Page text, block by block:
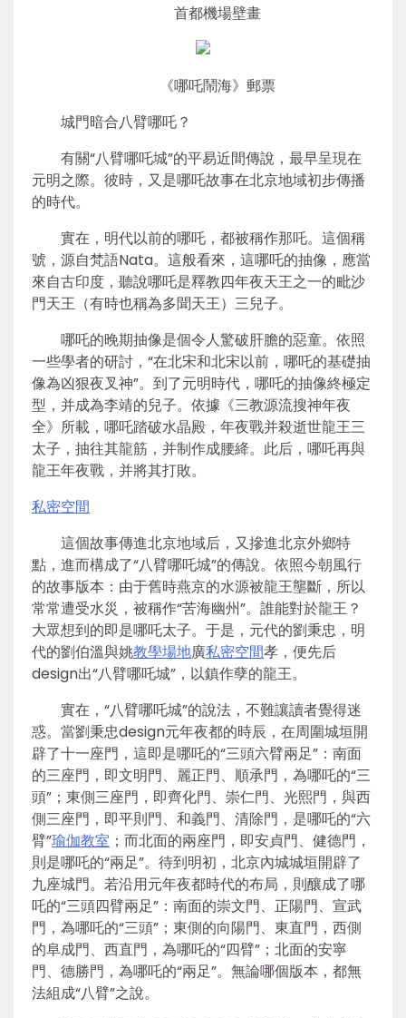
首都機場壁畫
《哪吒鬧海》郵票
城門暗合八臂哪吒？
有關“八臂哪吒城”的平易近間傳說，最早呈現在
元明之際。彼時，又是哪吒故事在北京地域初步傳播
的時代。
實在，明代以前的哪吒，都被稱作那吒。這個稱
號，源自梵語Nata。這般看來，這哪吒的抽像，應當
來自古印度，聽說哪吒是釋教四年夜天王之一的毗沙
門天王（有時也稱為多聞天王）三兒子。
哪吒的晚期抽像是個令人驚破肝膽的惡童。依照
一些學者的研討，“在北宋和北宋以前，哪吒的基礎抽
像為凶狠夜叉神”。到了元明時代，哪吒的抽像終極定
型，并成為李靖的兒子。依據《三教源流搜神年夜
全》所載，哪吒踏破水晶殿，年夜戰并殺逝世龍王三
太子，抽往其龍筋，并制作成腰絳。此后，哪吒再與
龍王年夜戰，并將其打敗。
私密空間
這個故事傳進北京地域后，又摻進北京外鄉特
點，進而構成了“八臂哪吒城”的傳說。依照今朝風行
的故事版本：由于舊時燕京的水源被龍王壟斷，所以
常常遭受水災，被稱作“苦海幽州”。誰能對於龍王？
大眾想到的即是哪吒太子。于是，元代的劉秉忠，明
代的劉伯溫與姚教學場地廣私密空間孝，便先后
design出“八臂哪吒城”，以鎮作孽的龍王。
實在，“八臂哪吒城”的說法，不難讓讀者覺得迷
惑。當劉秉忠design元年夜都的時辰，在周圍城垣開
辟了十一座門，這即是哪吒的“三頭六臂兩足”：南面
的三座門，即文明門、麗正門、順承門，為哪吒的“三
頭”；東側三座門，即齊化門、崇仁門、光熙門，與西
側三座門，即平則門、和義門、清除門，是哪吒的“六
臂”瑜伽教室 ；而北面的兩座門，即安貞門、健德門，
則是哪吒的“兩足”。待到明初，北京內城城垣開辟了
九座城門。若沿用元年夜都時代的布局，則釀成了哪
吒的“三頭四臂兩足”：南面的崇文門、正陽門、宣武
門，為哪吒的“三頭”；東側的向陽門、東直門，西側
的阜成門、西直門，為哪吒的“四臂”；北面的安寧
門、德勝門，為哪吒的“兩足”。無論哪個版本，都無
法組成“八臂”之說。